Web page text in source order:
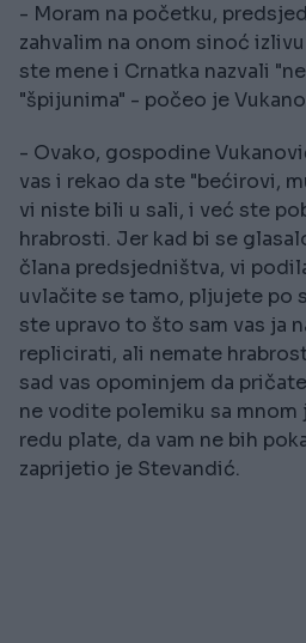
- Moram na početku,
zahvalim na onom sinoć
ste mene i Crnatka nazvali
"špijunima" - počeo je
- Ovako, gospodine
vas i rekao da ste "bećirovi,
vi niste bili u sali, i već ste
hrabrosti. Jer kad bi se
člana predsjedništva, vi
uvlačite se tamo, pljujete po
ste upravo to što sam vas ja
replicirati, ali nemate
sad vas opominjem da
ne vodite polemiku sa mnom
redu plate, da vam ne bih
zaprijetio je Stevandić.